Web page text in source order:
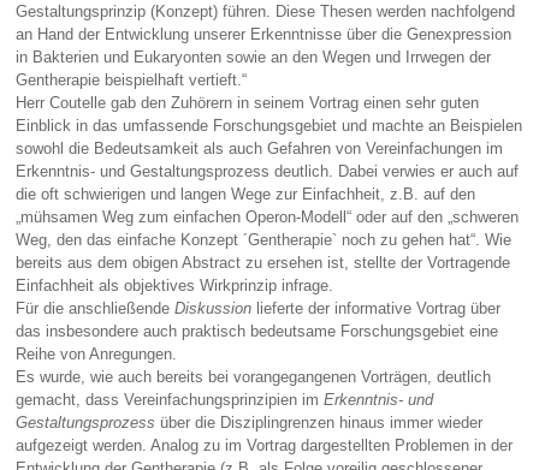
Gestaltungsprinzip (Konzept) führen. Diese Thesen werden nachfolgend
an Hand der Entwicklung unserer Erkenntnisse über die Genexpression
in Bakterien und Eukaryonten sowie an den Wegen und Irrwegen der
Gentherapie beispielhaft vertieft.“
Herr Coutelle gab den Zuhörern in seinem Vortrag einen sehr guten
Einblick in das umfassende Forschungsgebiet und machte an Beispielen
sowohl die Bedeutsamkeit als auch Gefahren von Vereinfachungen im
Erkenntnis- und Gestaltungsprozess deutlich. Dabei verwies er auch auf
die oft schwierigen und langen Wege zur Einfachheit, z.B. auf den
„mühsamen Weg zum einfachen Operon-Modell“ oder auf den „schweren
Weg, den das einfache Konzept ´Gentherapie` noch zu gehen hat“. Wie
bereits aus dem obigen Abstract zu ersehen ist, stellte der Vortragende
Einfachheit als objektives Wirkprinzip infrage.
Für die anschließendeDiskussion lieferte der informative Vortrag über
das insbesondere auch praktisch bedeutsame Forschungsgebiet eine
Reihe von Anregungen.
Es wurde, wie auch bereits bei vorangegangenen Vorträgen, deutlich
gemacht, dass Vereinfachungsprinzipien imErkenntnis- und
Gestaltungsprozess über die Disziplingrenzen hinaus immer wieder
aufgezeigt werden. Analog zu im Vortrag dargestellten Problemen in der